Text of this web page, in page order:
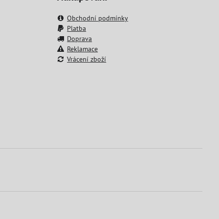
Obchodní podmínky
Platba
Doprava
Reklamace
Vrácení zboží